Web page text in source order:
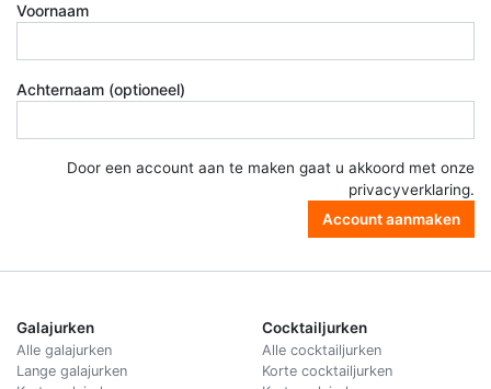
Voornaam
Achternaam (optioneel)
Door een account aan te maken gaat u akkoord met onze
privacyverklaring.
Account aanmaken
Galajurken
Alle galajurken
Lange galajurken
Cocktailjurken
Alle cocktailjurken
Korte cocktailjurken